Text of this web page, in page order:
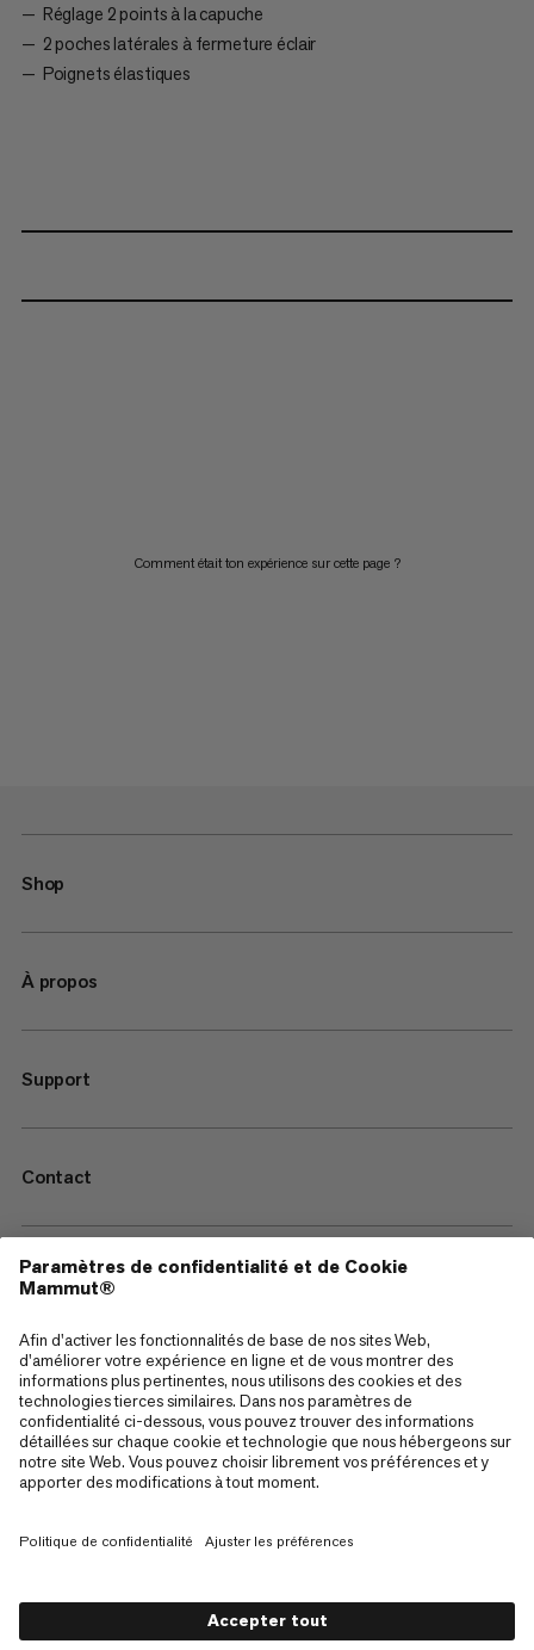
Réglage 2 points à la capuche
2 poches latérales à fermeture éclair
Poignets élastiques
Comment était ton expérience sur cette page ?
Shop
À propos
Support
Contact
—
Sitemap
Cookies
Mentions Légales
Politique de confidentialité des données